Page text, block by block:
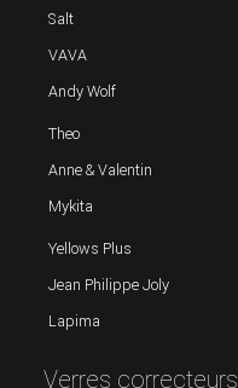
Salt
VAVA
Andy Wolf
Theo
Anne & Valentin
Mykita
Yellows Plus
Jean Philippe Joly
Lapima
Verres correcteurs